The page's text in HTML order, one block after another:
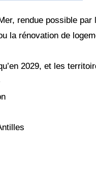
rendue possible
la rénovation de
2029, et les